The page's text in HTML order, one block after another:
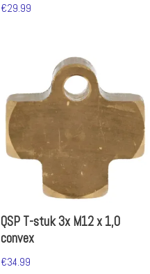
€29.99
QSP T-stuk 3x M12 x 1,0
convex
€34.99